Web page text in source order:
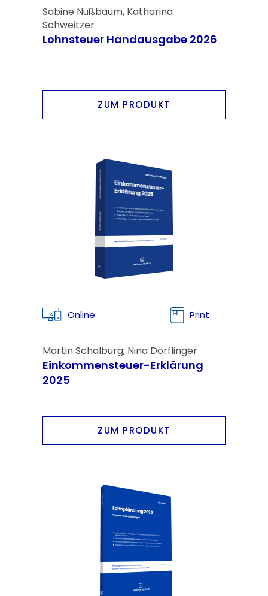
Sabine Nußbaum, Katharina
Schweitzer
Lohnsteuer Handausgabe 2026
ZUM PRODUKT
Online Print
Martin Schalburg; Nina Dörflinger
Einkommensteuer-Erklärung
2025
ZUM PRODUKT